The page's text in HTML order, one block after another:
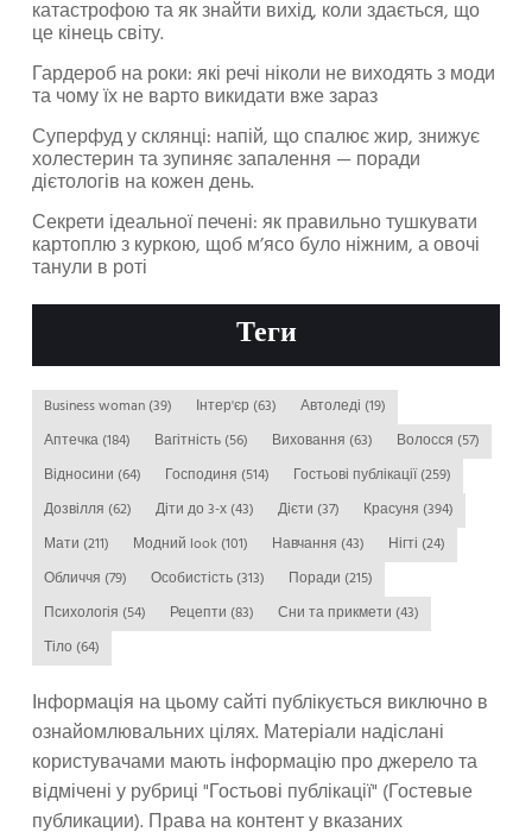
катастрофою та як знайти вихід, коли здається, що
це кінець світу.
Гардероб на роки: які речі ніколи не виходять з моди
та чому їх не варто викидати вже зараз
Суперфуд у склянці: напій, що спалює жир, знижує
холестерин та зупиняє запалення — поради
дієтологів на кожен день.
Секрети ідеальної печені: як правильно тушкувати
картоплю з куркою, щоб м’ясо було ніжним, а овочі
танули в роті
Теги
Business woman (39) Інтер'єр (63) Автоледі (19)
Аптечка (184) Вагітність (56) Виховання (63) Волосся (57)
Відносини (64) Господиня (514) Гостьові публікації(259)
Дозвілля (62) Діти до 3-х (43) Дієти (37) Красуня (394)
Мати (211) Модний look (101) Навчання (43) Нігті (24)
Обличчя (79) Особистість (313) Поради (215)
Психологія (54) Рецепти (83) Сни та прикмети (43)
Тіло (64)
Інформація на цьому сайті публікується виключно в
ознайомлювальних цілях. Матеріали надіслані
користувачами мають інформацію про джерело та
відмічені у рубриці "Гостьові публікації" (Гостевые
публикации). Права на контент у вказаних